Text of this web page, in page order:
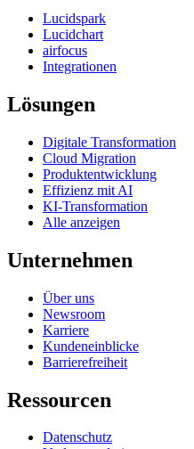
Lucidspark
Lucidchart
airfocus
Integrationen
Lösungen
Digitale Transformation
Cloud Migration
Produktentwicklung
Effizienz mit AI
KI-Transformation
Alle anzeigen
Unternehmen
Über uns
Newsroom
Karriere
Kundeneinblicke
Barrierefreiheit
Ressourcen
Datenschutz